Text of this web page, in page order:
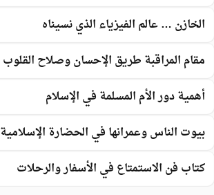
الخازن … عالم الفيزياء الذي نسيناه
مقام المراقبة طريق الإحسان وصلاح القلوب
أهمية دور الأم المسلمة في الإسلام
بيوت الناس وعمرانها في الحضارة الإسلامية
كتاب فن الاستمتاع في الأسفار والرحلات